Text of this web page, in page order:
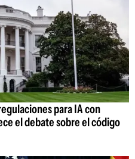
para IA con
el debate sobre el código